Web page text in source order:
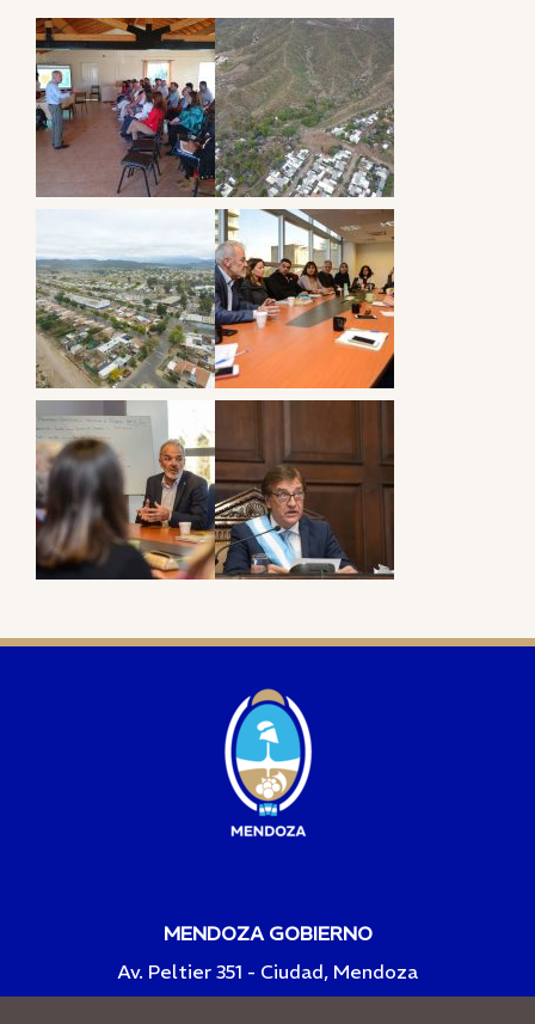
MENDOZA GOBIERNO
Av. Peltier 351 - Ciudad, Mendoza